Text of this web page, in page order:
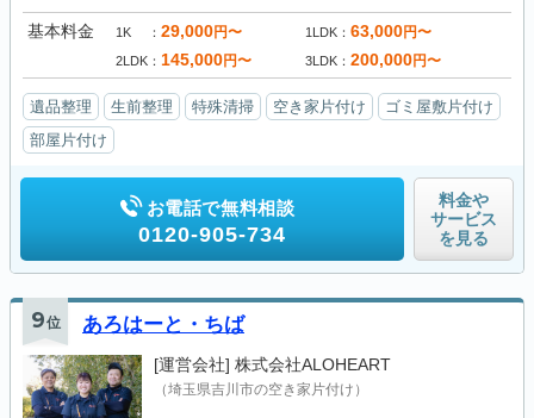
基本料金 1K 29,000円〜 1LDK 63,000円〜
2LDK 145,000円〜 3LDK 200,000円〜
遺品整理 生前整理 特殊清掃 空き家片付け
ゴミ屋敷片付け
部屋片付け
お電話で無料相談
0120-905-734
料金や
サービス
を見る
9位 あろはーと・ちば
[運営会社] 株式会社ALOHEART
（埼玉県吉川市の空き家片付け）